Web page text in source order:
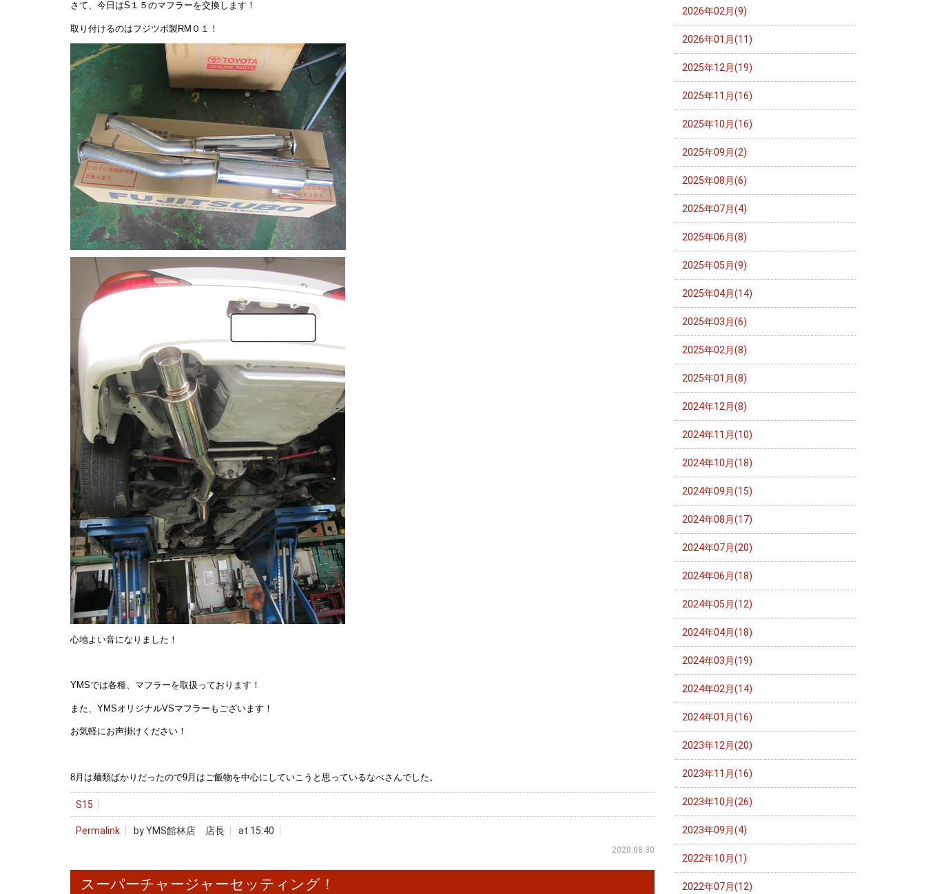
さて、今日はS１５のマフラーを交換します！
取り付けるのはフジツボ製RM０１！
心地よい音になりました！
YMSでは各種、マフラーを取扱っております！
また、YMSオリジナルVSマフラーもございます！
お気軽にお声掛けください！
8月は麺類ばかりだったので9月はご飯物を中心にしていこうと思っているなべさんでした。
S15
Permalink by YMS館林店 店長 at 15:40
2020.08.30
スーパーチャージャーセッティング！
2026年02月(9)
2026年01月(11)
2025年12月(19)
2025年11月(16)
2025年10月(16)
2025年09月(2)
2025年08月(6)
2025年07月(4)
2025年06月(8)
2025年05月(9)
2025年04月(14)
2025年03月(6)
2025年02月(8)
2025年01月(8)
2024年12月(8)
2024年11月(10)
2024年10月(18)
2024年09月(15)
2024年08月(17)
2024年07月(20)
2024年06月(18)
2024年05月(12)
2024年04月(18)
2024年03月(19)
2024年02月(14)
2024年01月(16)
2023年12月(20)
2023年11月(16)
2023年10月(26)
2023年09月(4)
2022年10月(1)
2022年07月(12)